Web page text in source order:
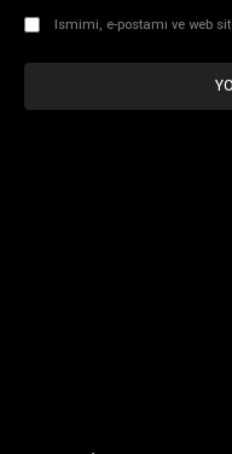
Ismimi, e-postamı ve web